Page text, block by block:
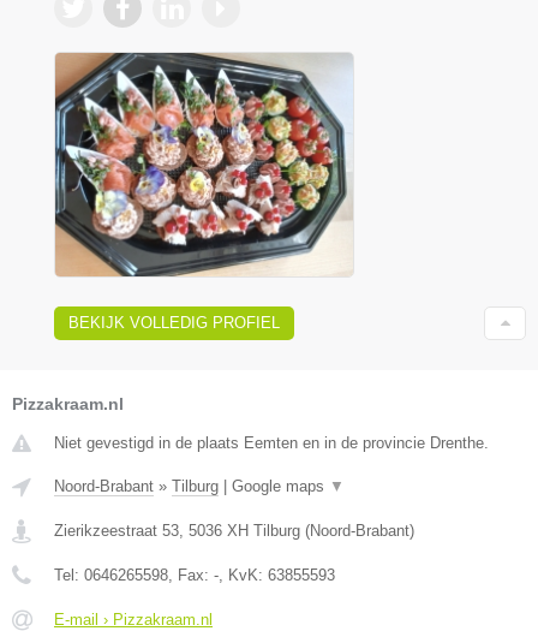
BEKIJK VOLLEDIG PROFIEL
Pizzakraam.nl
Niet gevestigd in de plaats Eemten en in de provincie Drenthe.
Noord-Brabant » Tilburg Google maps ▼
Zierikzeestraat 53, 5036 XH Tilburg (Noord-Brabant)
Tel: 0646265598, Fax: -, KvK: 63855593
E-mail › Pizzakraam.nl